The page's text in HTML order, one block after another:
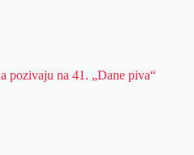
pozivaju na 41. „Dane piva“